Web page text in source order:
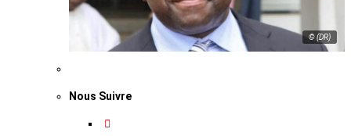
© (DR)
Nous Suivre